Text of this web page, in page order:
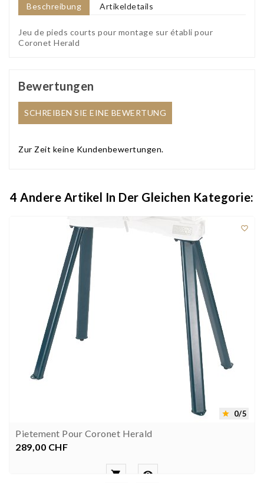
Beschreibung Artikeldetails
Jeu de pieds courts pour montage sur établi pour
Coronet Herald
Bewertungen
SCHREIBEN SIE EINE BEWERTUNG
Zur Zeit keine Kundenbewertungen.
4 Andere Artikel In Der Gleichen Kategorie:

 0/5
Pietement Pour Coronet Herald
Preis
289,00 CHF
 